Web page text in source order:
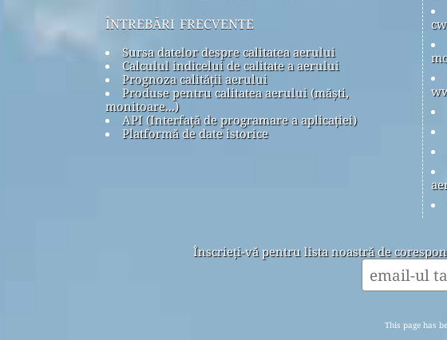
întrebări frecvente
Sursa datelor despre calitatea aerului
Calculul indicelui de calitate a aerului
Prognoza calității aerului
Produse pentru calitatea aerului (măști,
monitoare...)
API (Interfață de programare a aplicației)
Platformă de date istorice
Înscrieți-vă pentru lista noastră de
This page has